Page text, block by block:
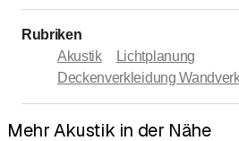
Rubriken
Akustik
Lichtplanung
Deckenverkleidung
Mehr Akustik in der Nähe